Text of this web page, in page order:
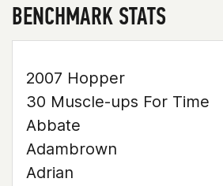
BENCHMARK STATS
2007 Hopper
30 Muscle-ups For Time
Abbate
Adambrown
Adrian